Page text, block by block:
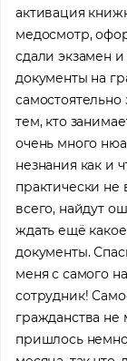
активация
медосмотр,
сдали экзамен
документы на
самостоятельно
тем, кто
очень много
незнания как и
практически
всего, найдут
ждать ещё
документы.
меня с самого
сотрудник!
гражданства не
пришлось
в
заявку и мы
в
Ваше имя